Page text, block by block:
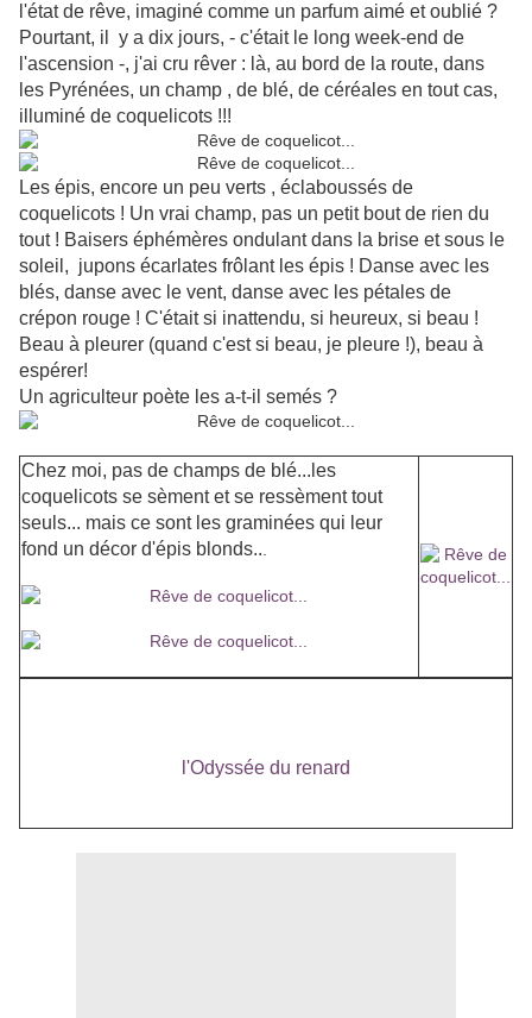
l'état de rêve, imaginé comme un parfum aimé et oublié ?
Pourtant, il y a dix jours, - c'était le long week-end de
l'ascension -, j'ai cru rêver : là, au bord de la route, dans
les Pyrénées, un champ , de blé, de céréales en tout cas,
illuminé de coquelicots !!!
Les épis, encore un peu verts , éclaboussés de
coquelicots ! Un vrai champ, pas un petit bout de rien du
tout ! Baisers éphémères ondulant dans la brise et sous le
soleil, jupons écarlates frôlant les épis ! Danse avec les
blés, danse avec le vent, danse avec les pétales de
crépon rouge ! C'était si inattendu, si heureux, si beau !
Beau à pleurer (quand c'est si beau, je pleure !), beau à
espérer!
Un agriculteur poète les a-t-il semés ?
Chez moi, pas de champs de blé...les
coquelicots se sèment et se ressèment tout
seuls... mais ce sont les graminées qui leur
fond un décor d'épis blonds..
l'Odyssée du renard